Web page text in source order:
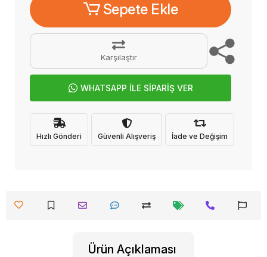
Sepete Ekle
Karşılaştır
WHATSAPP İLE SİPARİŞ VER
Hızlı Gönderi Güvenli Alışveriş İade ve Değişim
Ürün Açıklaması